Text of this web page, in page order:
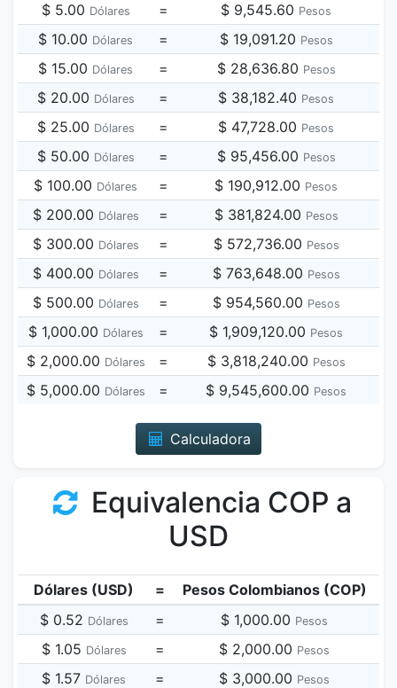
$ 5.00 Dólares = $ 9,545.60 Pesos
$ 10.00 Dólares = $ 19,091.20 Pesos
$ 15.00 Dólares = $ 28,636.80 Pesos
$ 20.00 Dólares = $ 38,182.40 Pesos
$ 25.00 Dólares = $ 47,728.00 Pesos
$ 50.00 Dólares = $ 95,456.00 Pesos
$ 100.00 Dólares = $ 190,912.00 Pesos
$ 200.00 Dólares = $ 381,824.00 Pesos
$ 300.00 Dólares = $ 572,736.00 Pesos
$ 400.00 Dólares = $ 763,648.00 Pesos
$ 500.00 Dólares = $ 954,560.00 Pesos
$ 1,000.00 Dólares = $ 1,909,120.00 Pesos
$ 2,000.00 Dólares = $ 3,818,240.00 Pesos
$ 5,000.00 Dólares = $ 9,545,600.00 Pesos
Calculadora
Equivalencia COP a
USD
Dólares (USD) =
Pesos Colombianos (COP)
$ 0.52 Dólares = $ 1,000.00 Pesos
$ 1.05 Dólares = $ 2,000.00 Pesos
$ 1.57 Dólares = $ 3,000.00 Pesos